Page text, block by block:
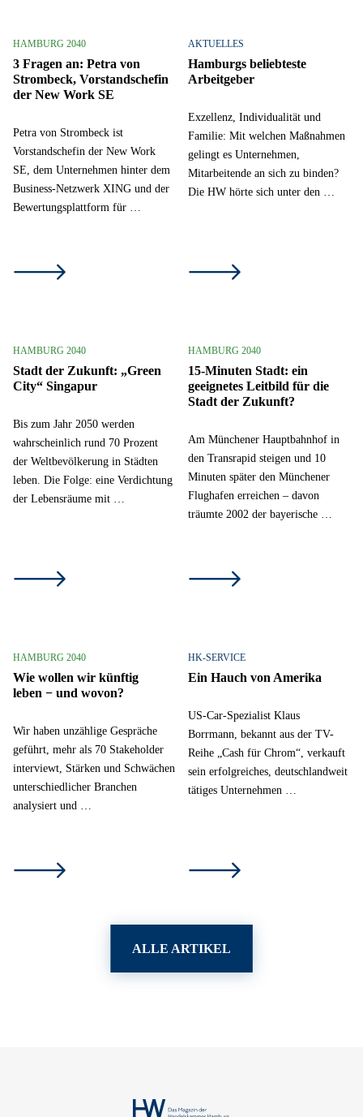
HAMBURG 2040
3 Fragen an: Petra von
Strombeck, Vorstandschefin
der New Work SE
Petra von Strombeck ist
Vorstandschefin der New Work
SE, dem Unternehmen hinter dem
Business-Netzwerk XING und der
Bewertungsplattform für …
AKTUELLES
Hamburgs beliebteste
Arbeitgeber
Exzellenz, Individualität und
Familie: Mit welchen Maßnahmen
gelingt es Unternehmen,
Mitarbeitende an sich zu binden?
Die HW hörte sich unter den …
HAMBURG 2040
Stadt der Zukunft: „Green
City“ Singapur
Bis zum Jahr 2050 werden
wahrscheinlich rund 70 Prozent
der Weltbevölkerung in Städten
leben. Die Folge: eine Verdichtung
der Lebensräume mit …
HAMBURG 2040
15-Minuten Stadt: ein
geeignetes Leitbild für die
Stadt der Zukunft?
Am Münchener Hauptbahnhof in
den Transrapid steigen und 10
Minuten später den Münchener
Flughafen erreichen – davon
träumte 2002 der bayerische …
HAMBURG 2040
Wie wollen wir künftig
leben − und wovon?
Wir haben unzählige Gespräche
geführt, mehr als 70 Stakeholder
interviewt, Stärken und Schwächen
unterschiedlicher Branchen
analysiert und …
HK-SERVICE
Ein Hauch von Amerika
US-Car-Spezialist Klaus
Borrmann, bekannt aus der TV-
Reihe „Cash für Chrom“, verkauft
sein erfolgreiches, deutschlandweit
tätiges Unternehmen …
ALLE ARTIKEL